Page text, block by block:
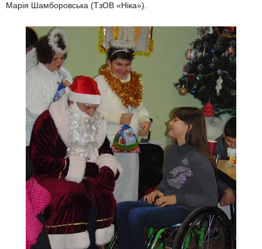
Марія Шамборовська (ТзОВ «Ніка»).